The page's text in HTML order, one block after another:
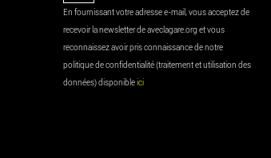
En fournissant votre adresse e-mail, vous acceptez de
recevoir la newsletter de aveclagare.org et vous
reconnaissez avoir pris connaissance de notre
politique de confidentialité (traitement et utilisation des
données) disponibleici